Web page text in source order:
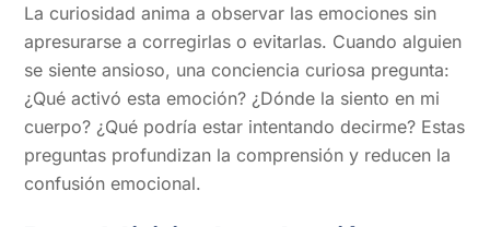
La curiosidad anima a observar las emociones sin
apresurarse a corregirlas o evitarlas. Cuando alguien
se siente ansioso, una conciencia curiosa pregunta:
¿Qué activó esta emoción? ¿Dónde la siento en mi
cuerpo? ¿Qué podría estar intentando decirme? Estas
preguntas profundizan la comprensión y reducen la
confusión emocional.